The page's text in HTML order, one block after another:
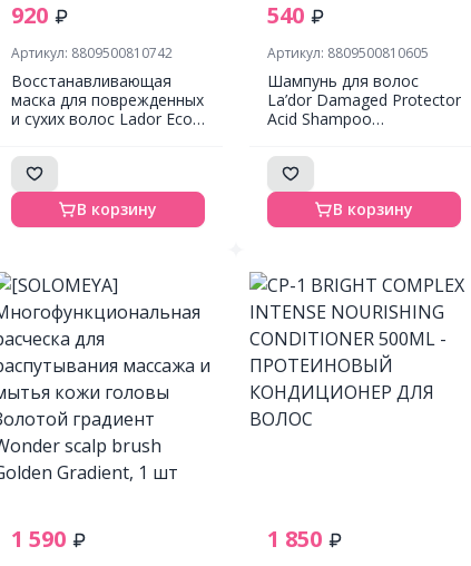
920
Артикул: 8809500810742
Восстанавливающая
маска для поврежденных
и сухих волос Lador Eco
ml
В корзину
540
Артикул: 8809500810605
Шампунь для волос
La’dor Damaged Protector
Acid Shampoo
шампунь для волос с
протеинами шелка
В корзину
1 590 1 850